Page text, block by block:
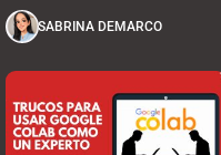
SABRINA DEMARCO